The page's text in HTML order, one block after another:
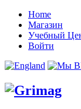
Home
Магазин
Учебный
Войти